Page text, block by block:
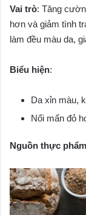
Vai trò: Tăng
hơn và giảm tình
làm đều màu da,
Biểu hiện:
Da xỉn màu,
Nổi mẩn đỏ
Nguồn thực phẩm